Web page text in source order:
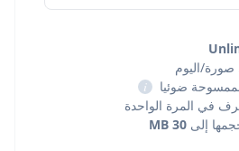
i
في المرة الواحدة
إلى 30 MB